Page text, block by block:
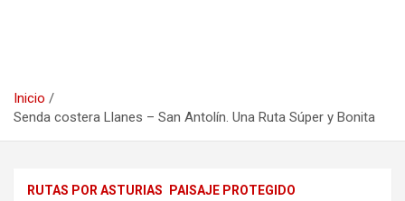
Inicio
Senda costera Llanes – San Antolín. Una Ruta Súper y Bonita
RUTAS POR ASTURIAS
PAISAJE PROTEGIDO